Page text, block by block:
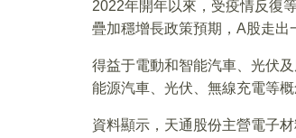
2022年開年以來，受疫情反復
疊加穩增長政策預期，A股走出
得益于電動和智能汽車、光伏
能源汽車、光伏、無線充電等
資料顯示，天通股份主營電子